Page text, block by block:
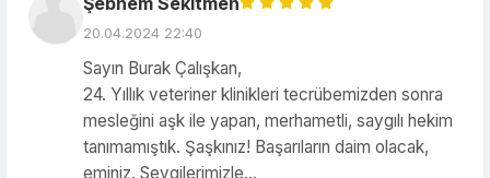
20.04.2024 22:40
Sayın Burak Çalışkan,
24. Yıllık veteriner klinikleri tecrübemizden sonra
mesleğini aşk ile yapan, merhametli, saygılı hekim
tanımamıştık. Şaşkınız! Başarıların daim olacak,
eminiz. Sevgilerimizle…